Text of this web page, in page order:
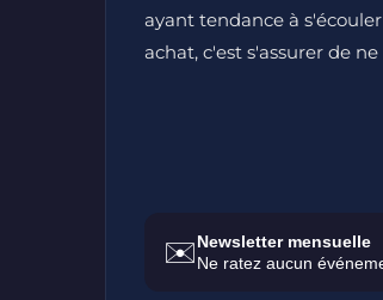
ayant tendance à
achat, c'est s'assurer de
✉️Newsletter mensuelle
Ne ratez aucun